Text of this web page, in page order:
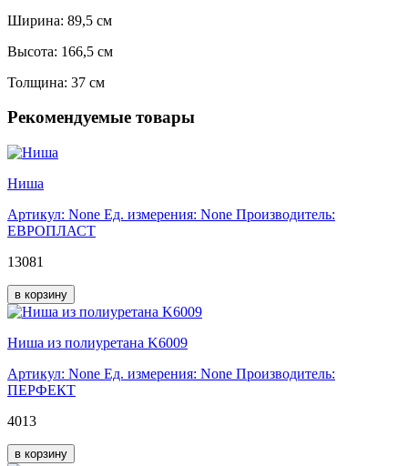
Ширина: 89,5 см
Высота: 166,5 см
Толщина: 37 см
Рекомендуемые товары
Ниша
Артикул: None Ед. измерения: None Производитель:
ЕВРОПЛАСТ
13081
в корзину
Ниша из полиуретана K6009
Артикул: None Ед. измерения: None Производитель:
ПЕРФЕКТ
4013
в корзину